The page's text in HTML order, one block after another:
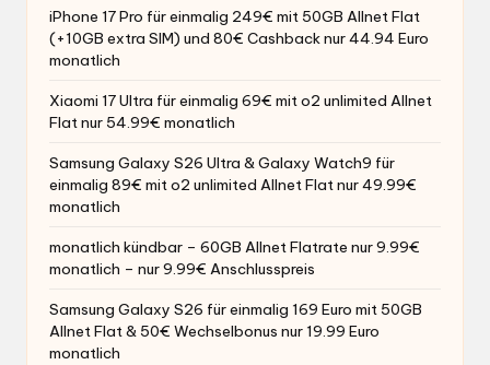
iPhone 17 Pro für einmalig 249€ mit 50GB Allnet Flat
(+10GB extra SIM) und 80€ Cashback nur 44.94 Euro
monatlich
Xiaomi 17 Ultra für einmalig 69€ mit o2 unlimited Allnet
Flat nur 54.99€ monatlich
Samsung Galaxy S26 Ultra & Galaxy Watch9 für
einmalig 89€ mit o2 unlimited Allnet Flat nur 49.99€
monatlich
monatlich kündbar – 60GB Allnet Flatrate nur 9.99€
monatlich – nur 9.99€ Anschlusspreis
Samsung Galaxy S26 für einmalig 169 Euro mit 50GB
Allnet Flat & 50€ Wechselbonus nur 19.99 Euro
monatlich